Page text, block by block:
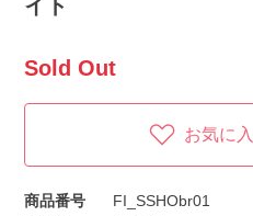
イト
Sold Out
お気に
商品番号
FI_SSHObr01